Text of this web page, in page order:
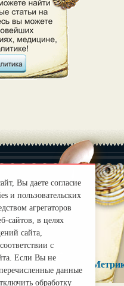
Правила
Вы даете согласие
и пользовательских
агрегаторов
сайтов, в целях
сайта,
с
Если Вы не
данные
обработку